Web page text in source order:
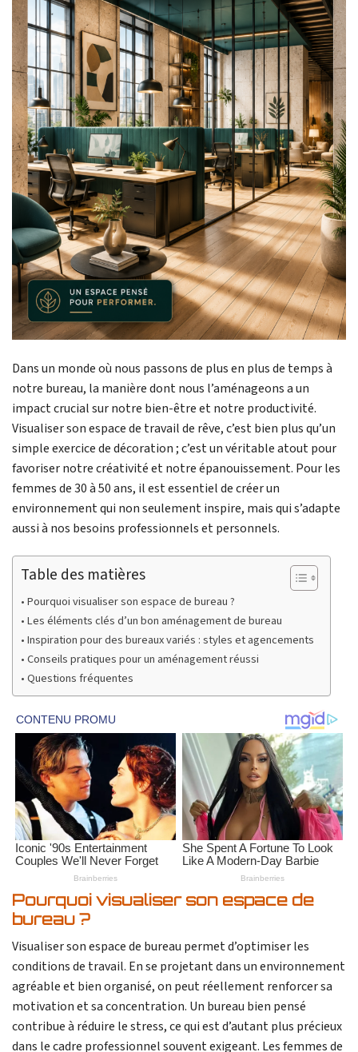
Dans un monde où nous passons de plus en plus de temps à
notre bureau, la manière dont nous l’aménageons a un
impact crucial sur notre bien-être et notre productivité.
Visualiser son espace de travail de rêve, c’est bien plus qu’un
simple exercice de décoration ; c’est un véritable atout pour
favoriser notre créativité et notre épanouissement. Pour les
femmes de 30 à 50 ans, il est essentiel de créer un
environnement qui non seulement inspire, mais qui s’adapte
aussi à nos besoins professionnels et personnels.
Table des matières
Pourquoi visualiser son espace de bureau ?
Les éléments clés d’un bon aménagement de bureau
Inspiration pour des bureaux variés : styles et agencements
Conseils pratiques pour un aménagement réussi
Questions fréquentes
Pourquoi visualiser son espace de
bureau ?
Visualiser son espace de bureau permet d’optimiser les
conditions de travail. En se projetant dans un environnement
agréable et bien organisé, on peut réellement renforcer sa
motivation et sa concentration. Un bureau bien pensé
contribue à réduire le stress, ce qui est d’autant plus précieux
dans le cadre professionnel souvent exigeant. Les femmes de